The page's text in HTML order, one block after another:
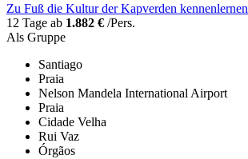
Zu Fuß die Kultur der Kapverden kennenlernen
12 Tage ab 1.882 € /Pers.
Als Gruppe
Santiago
Praia
Nelson Mandela International Airport
Praia
Cidade Velha
Rui Vaz
Órgãos